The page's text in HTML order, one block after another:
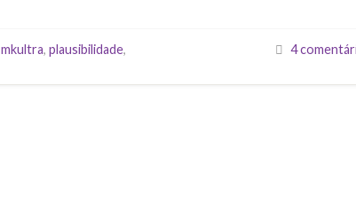
mkultra, plausibilidade,
4